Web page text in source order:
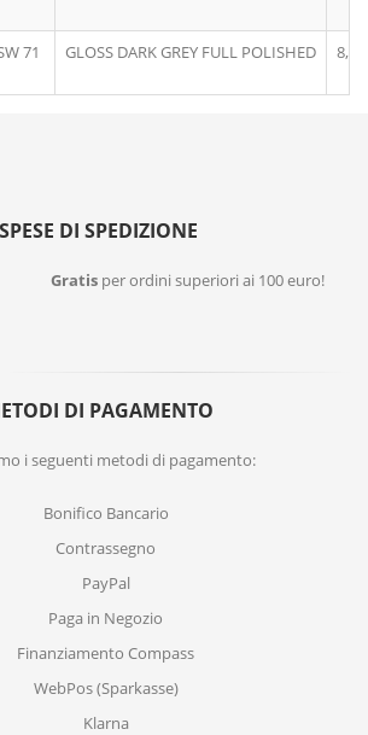
71 GLOSS DARK GREY FULL POLISHED 8,5J
SPESE DI SPEDIZIONE
Gratis per ordini superiori ai 100 euro!
DI PAGAMENTO
i seguenti metodi di pagamento:
Bonifico Bancario
Contrassegno
PayPal
Paga in Negozio
Finanziamento Compass
WebPos (Sparkasse)
Klarna